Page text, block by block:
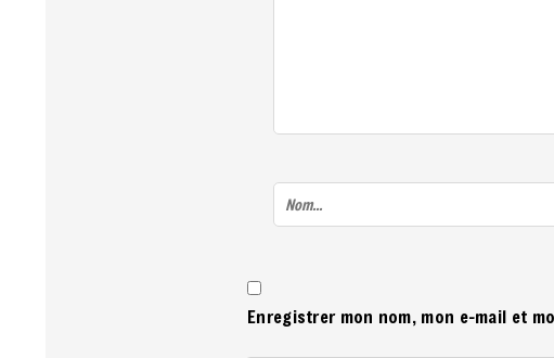
Enregistrer mon nom, mon e-mail et